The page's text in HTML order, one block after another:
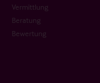
Vermittlung
Beratung
Bewertung